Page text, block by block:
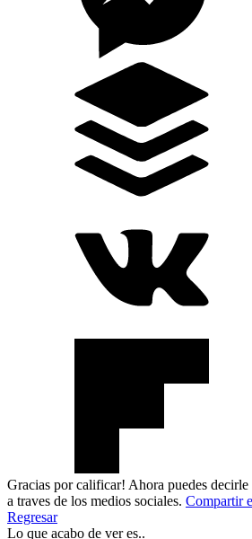
Gracias por calificar! Ahora puedes
a traves de los medios sociales. Compartir
Regresar
Lo que acabo de ver es..